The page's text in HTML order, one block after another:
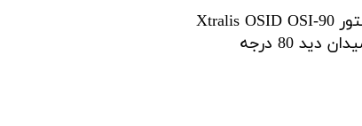
بیم دتکتور Xtralis OSID OSI-90
دید 80 درجه